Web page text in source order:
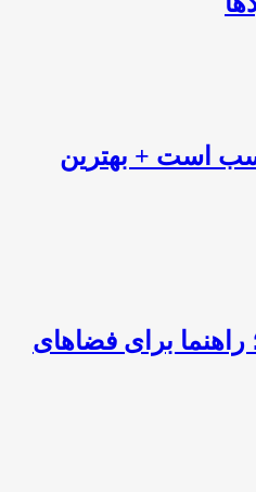
است + بهترین
برای فضاهای